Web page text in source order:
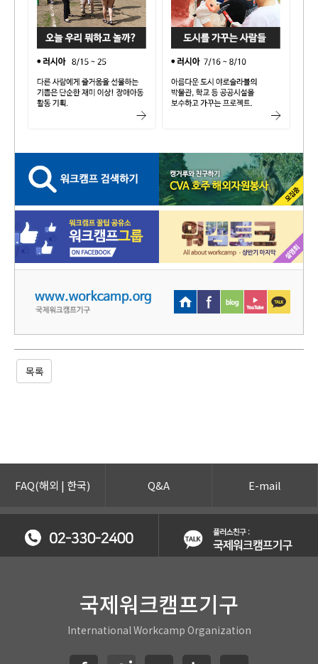
목록
FAQ(해외 | 한국) Q&A E-mail
국제워크캠프기구
International Workcamp Organization